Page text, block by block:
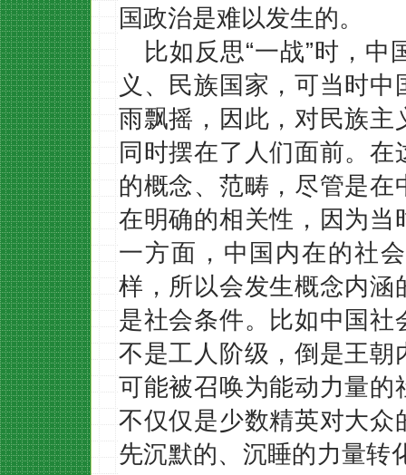
国政治是难以发生的。
比如反思“一战”时，
义、民族国家，可当时
雨飘摇，因此，对民族
同时摆在了人们面前。
的概念、范畴，尽管是
在明确的相关性，因为
一方面，中国内在的社
样，所以会发生概念内
是社会条件。比如中国
不是工人阶级，倒是王
可能被召唤为能动力量
不仅仅是少数精英对大
先沉默的、沉睡的力量转